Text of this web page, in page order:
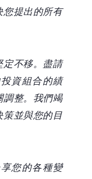
您提出的所有
定不移。盡請
資組合的績
調整。我們竭
策並與您的目
您的各種變